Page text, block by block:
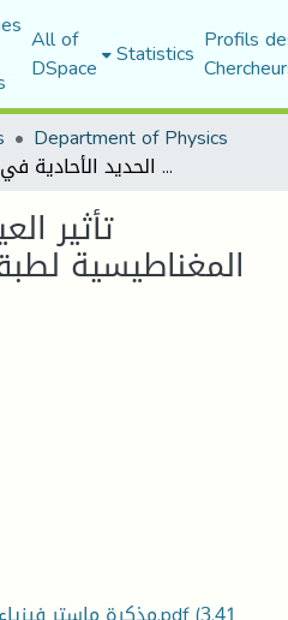
All of
DSpace Statistics Profils
Department of Physics
تأثير العينة على الخصائص المغناطيسية لطبقة الحديد الأحادية في النظام Fe/Rh
تأثير
المغناطيسية